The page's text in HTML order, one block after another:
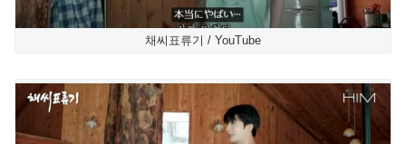
채씨표류기 / YouTube